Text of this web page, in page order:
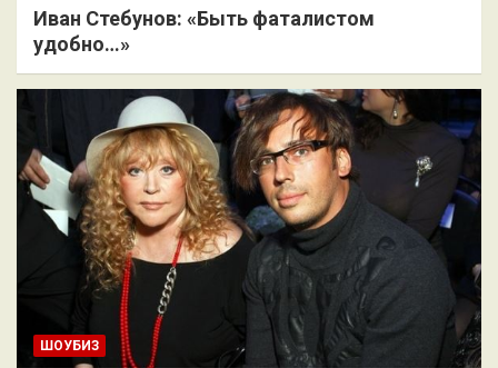
Иван Стебунов: «Быть фаталистом
удобно…»
ШОУБИЗ